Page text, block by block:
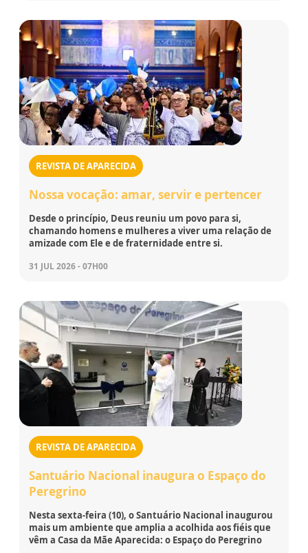
REVISTA DE APARECIDA
Nossa vocação: amar, servir e pertencer
Desde o princípio, Deus reuniu um povo para si,
chamando homens e mulheres a viver uma relação de
amizade com Ele e de fraternidade entre si.
31 JUL 2026 - 07H00
REVISTA DE APARECIDA
Santuário Nacional inaugura o Espaço do
Peregrino
Nesta sexta-feira (10), o Santuário Nacional inaugurou
mais um ambiente que amplia a acolhida aos fiéis que
vêm a Casa da Mãe Aparecida: o Espaço do Peregrino